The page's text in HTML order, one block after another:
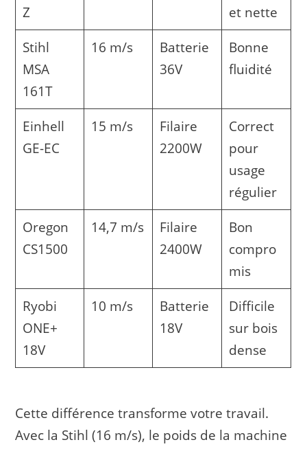
Z
et nette
Stihl
MSA
161T
16 m/s
Batterie
36V
Bonne
fluidité
Einhell
GE-EC
15 m/s
Filaire
2200W
Correct
pour
usage
régulier
Oregon
CS1500
14,7 m/s
Filaire
2400W
Bon
compro
mis
Ryobi
ONE+
18V
10 m/s
Batterie
18V
Difficile
sur bois
dense
Cette différence transforme votre travail.
Avec la Stihl (16 m/s), le poids de la machine